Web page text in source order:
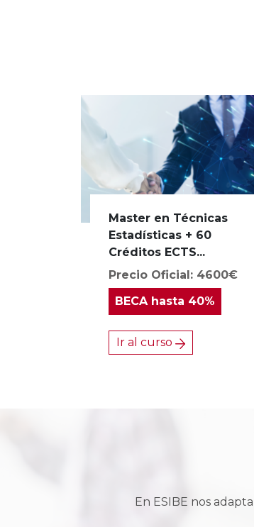
Master en Técnicas
Estadísticas + 60
Créditos ECTS...
Precio Oficial: 4600€
BECAhasta 40%
Ir al curso
En ESIBE nos